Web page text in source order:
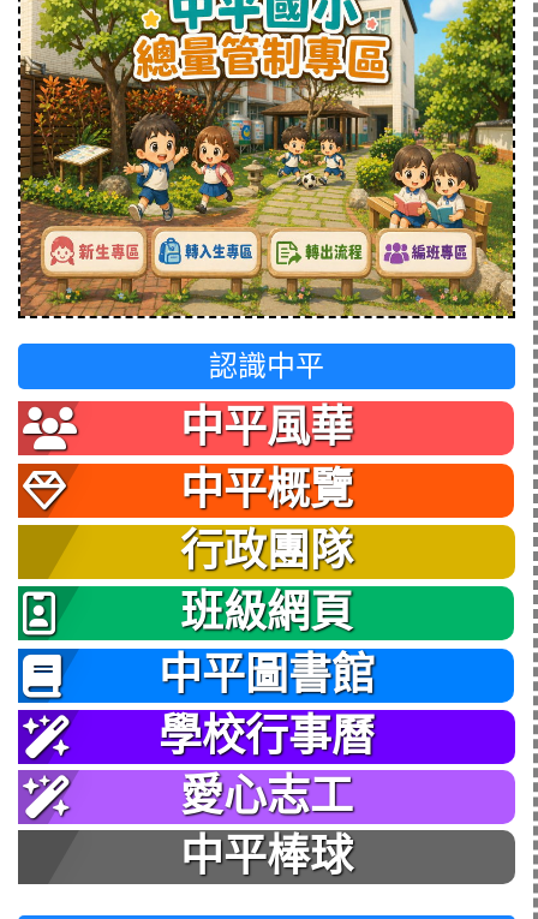
認識中平
中平風華
中平概覽
行政團隊
班級網頁
中平圖書館
學校行事曆
愛心志工
中平棒球